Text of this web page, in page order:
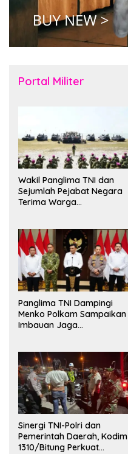
Portal Militer
Wakil Panglima TNI dan
Sejumlah Pejabat Negara
Terima Warga
Panglima TNI Dampingi
Menko Polkam Sampaikan
Imbauan Jaga
Sinergi TNI-Polri dan
Pemerintah Daerah, Kodim
1310/Bitung Perkuat